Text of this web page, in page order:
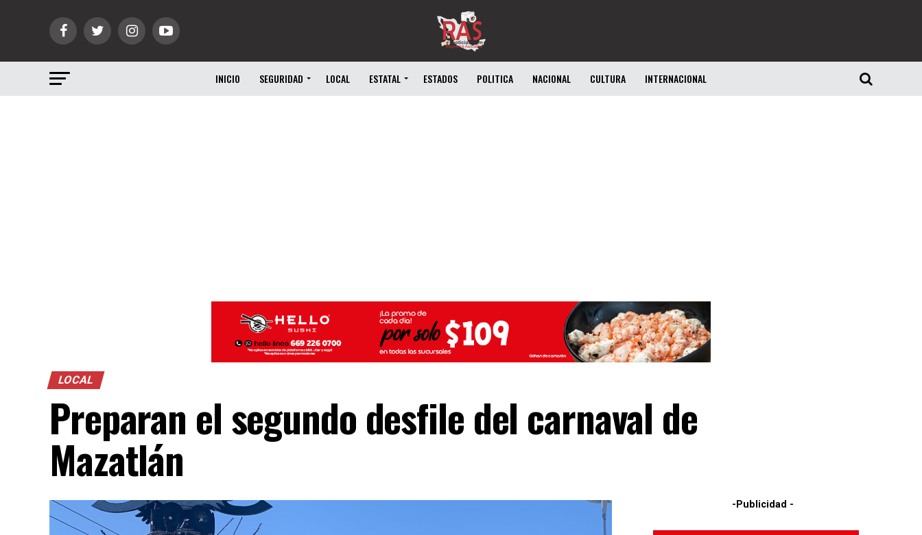
INICIO SEGURIDAD LOCAL ESTATAL ESTADOS POLITICA NACIONAL CULTURA INTERNACIONAL
LOCAL
Preparan el segundo desfile del carnaval de
Mazatlán
-Publicidad -